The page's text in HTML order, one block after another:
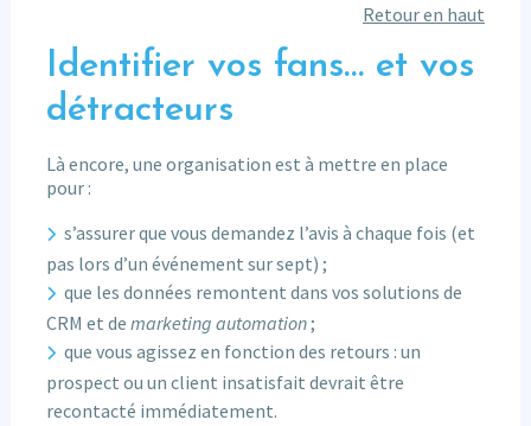
Retour en haut
Identifier vos fans… et vos
détracteurs
Là encore, une organisation est à mettre en place
pour :
s’assurer que vous demandez l’avis à chaque fois (et
pas lors d’un événement sur sept) ;
que les données remontent dans vos solutions de
CRM et de marketing automation;
que vous agissez en fonction des retours : un
prospect ou un client insatisfait devrait être
recontacté immédiatement.